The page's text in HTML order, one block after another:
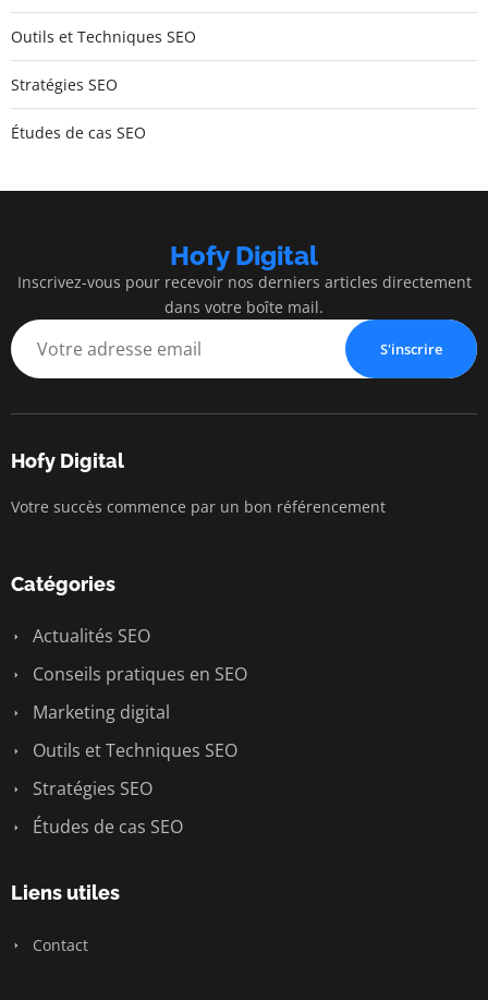
Outils et Techniques SEO
Stratégies SEO
Études de cas SEO
Hofy Digital
Inscrivez-vous pour recevoir nos derniers articles directement
dans votre boîte mail.
S'inscrire
Hofy Digital
Votre succès commence par un bon référencement
Catégories
Actualités SEO
Conseils pratiques en SEO
Marketing digital
Outils et Techniques SEO
Stratégies SEO
Études de cas SEO
Liens utiles
Contact